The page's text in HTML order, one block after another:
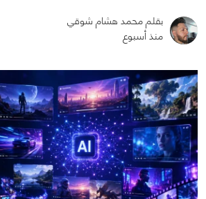
1251
بقلم محمد هشام شوقي
منذ أسبوع